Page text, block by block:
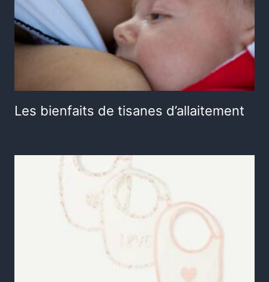
Les bienfaits de tisanes d’allaitement